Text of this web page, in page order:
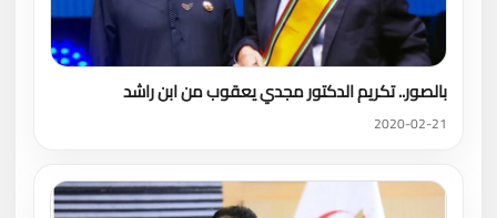
بالصور.. تكريم الدكتور مجدي يعقوب من ابن راشد
2020-02-21